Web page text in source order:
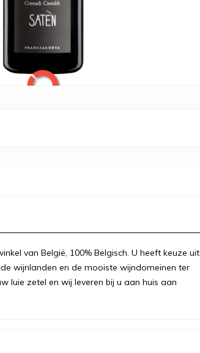
van België, 100% Belgisch. U heeft keuze uit
wijnlanden en de mooiste wijndomeinen ter
luie zetel en wij leveren bij u aan huis aan